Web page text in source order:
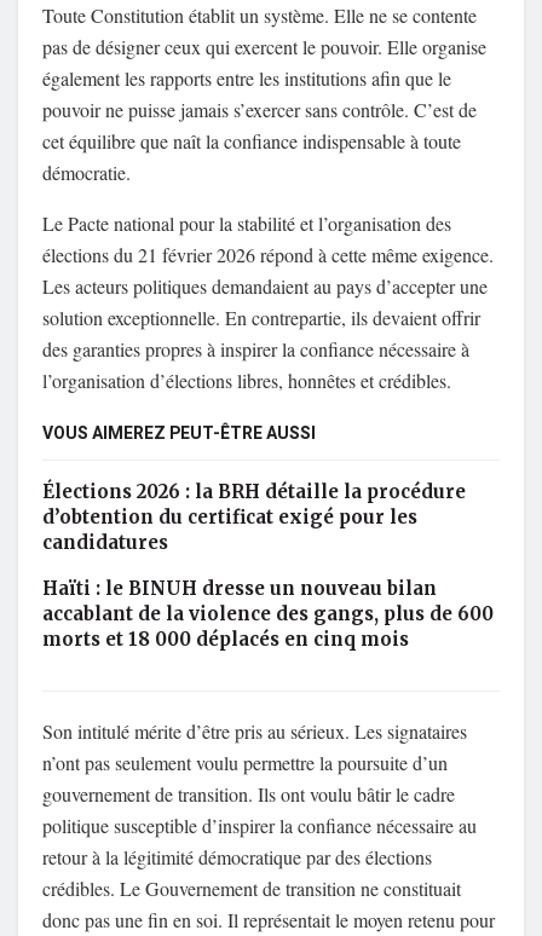
Toute Constitution établit un système. Elle ne se contente
pas de désigner ceux qui exercent le pouvoir. Elle organise
également les rapports entre les institutions afin que le
pouvoir ne puisse jamais s’exercer sans contrôle. C’est de
cet équilibre que naît la confiance indispensable à toute
démocratie.
Le Pacte national pour la stabilité et l’organisation des
élections du 21 février 2026 répond à cette même exigence.
Les acteurs politiques demandaient au pays d’accepter une
solution exceptionnelle. En contrepartie, ils devaient offrir
des garanties propres à inspirer la confiance nécessaire à
l’organisation d’élections libres, honnêtes et crédibles.
VOUS AIMEREZ PEUT-ÊTRE AUSSI
Élections 2026 : la BRH détaille la procédure
d’obtention du certificat exigé pour les
candidatures
Haïti : le BINUH dresse un nouveau bilan
accablant de la violence des gangs, plus de 600
morts et 18 000 déplacés en cinq mois
Son intitulé mérite d’être pris au sérieux. Les signataires
n’ont pas seulement voulu permettre la poursuite d’un
gouvernement de transition. Ils ont voulu bâtir le cadre
politique susceptible d’inspirer la confiance nécessaire au
retour à la légitimité démocratique par des élections
crédibles. Le Gouvernement de transition ne constituait
donc pas une fin en soi. Il représentait le moyen retenu pour